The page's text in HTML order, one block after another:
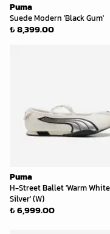
Puma
Suede Modern 'Black Gum'
₺ 8,399.00
Puma
H-Street Ballet 'Warm White
Silver' (W)
₺ 6,999.00